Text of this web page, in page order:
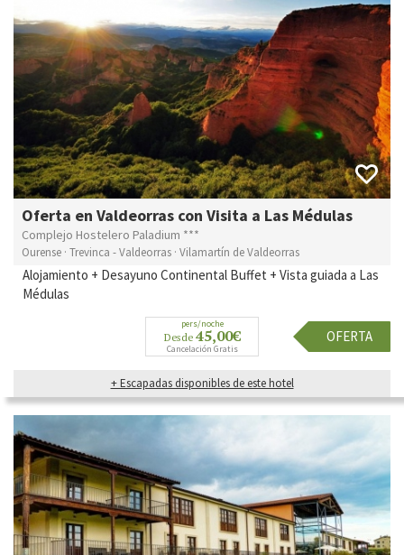
Oferta en Valdeorras con Visita a Las Médulas
Complejo Hostelero Paladium ***
Ourense · Trevinca - Valdeorras · Vilamartín de Valdeorras
Alojamiento + Desayuno Continental Buffet + Vista guiada a Las
Médulas
pers/noche
Desde 45,00€
Cancelación Gratis
OFERTA
+ Escapadas disponibles de este hotel